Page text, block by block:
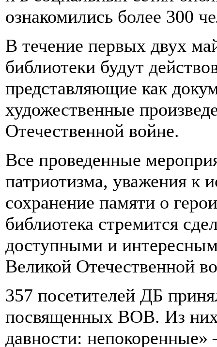
ознакомились более 300
В течение первых двух
библиотеки будут
представляющие как
художественные
Отечественной войне.
Все проведенные
патриотизма, уважения к
сохранение памяти о
библиотека стремится
доступными и
Великой Отечественной
357 посетителей ДБ
посвященных ВОВ. Из
давности: